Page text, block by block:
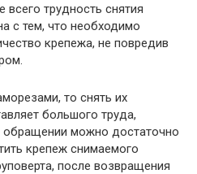
трудность снятия
с тем, что необходимо
крепежа, не повредив
то снять их
большого труда,
обращении можно достаточно
крепеж снимаемого
после возвращения